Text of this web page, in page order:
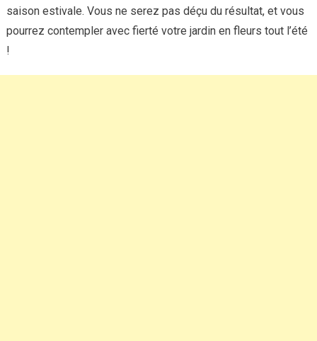
saison estivale. Vous ne serez pas déçu du résultat, et vous
pourrez contempler avec fierté votre jardin en fleurs tout l’été
!